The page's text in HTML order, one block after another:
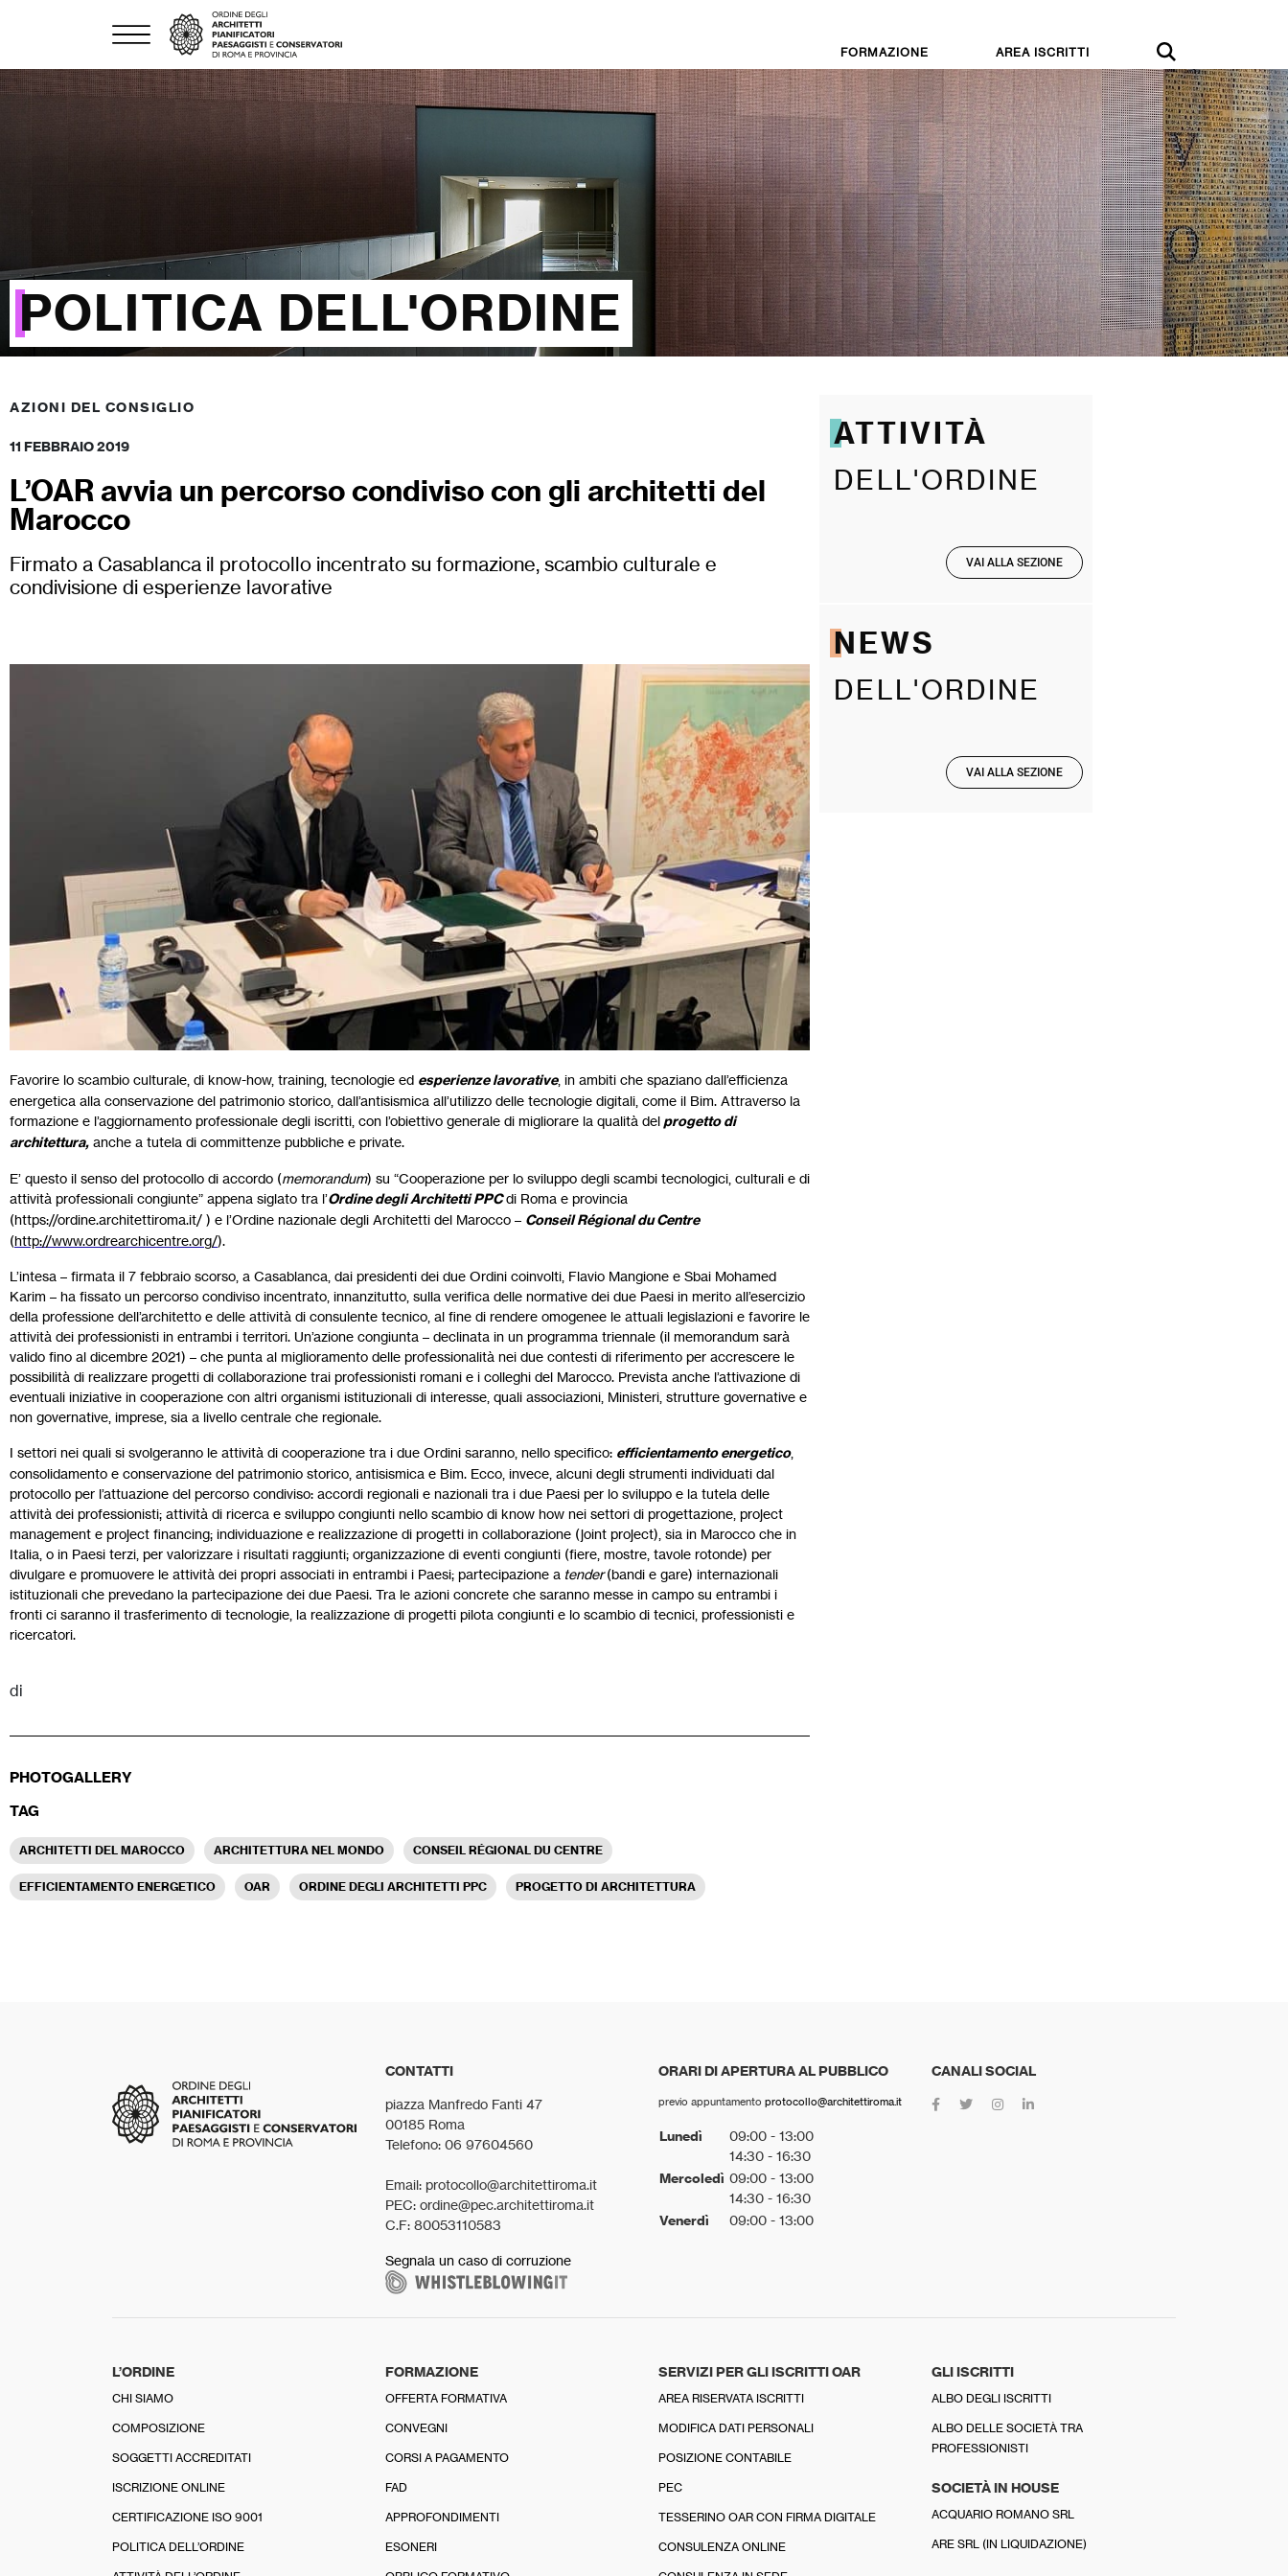
FORMAZIONE AREA ISCRITTI
POLITICA DELL'ORDINE
AZIONI DEL CONSIGLIO
11 FEBBRAIO 2019
L’OAR avvia un percorso condiviso con gli architetti del
Marocco
Firmato a Casablanca il protocollo incentrato su formazione, scambio culturale e
condivisione di esperienze lavorative
Favorire lo scambio culturale, di know-how, training, tecnologie ed esperienze lavorative, in ambiti che spaziano dall’efficienza
energetica alla conservazione del patrimonio storico, dall’antisismica all’utilizzo delle tecnologie digitali, come il Bim. Attraverso la
formazione e l’aggiornamento professionale degli iscritti, con l’obiettivo generale di migliorare la qualità delprogetto di
architettura, anche a tutela di committenze pubbliche e private.
E’ questo il senso del protocollo di accordo (memorandum) su “Cooperazione per lo sviluppo degli scambi tecnologici, culturali e di
attività professionali congiunte” appena siglato tra l’Ordine degli Architetti PPCdi Roma e provincia
(https://ordine.architettiroma.it/ ) e l’Ordine nazionale degli Architetti del Marocco – Conseil Régional du Centre
(http://www.ordrearchicentre.org/).
L’intesa – firmata il 7 febbraio scorso, a Casablanca, dai presidenti dei due Ordini coinvolti, Flavio Mangione e Sbai Mohamed
Karim – ha fissato un percorso condiviso incentrato, innanzitutto, sulla verifica delle normative dei due Paesi in merito all’esercizio
della professione dell’architetto e delle attività di consulente tecnico, al fine di rendere omogenee le attuali legislazioni e favorire le
attività dei professionisti in entrambi i territori. Un’azione congiunta – declinata in un programma triennale (il memorandum sarà
valido fino al dicembre 2021) – che punta al miglioramento delle professionalità nei due contesti di riferimento per accrescere le
possibilità di realizzare progetti di collaborazione trai professionisti romani e i colleghi del Marocco. Prevista anche l’attivazione di
eventuali iniziative in cooperazione con altri organismi istituzionali di interesse, quali associazioni, Ministeri, strutture governative e
non governative, imprese, sia a livello centrale che regionale.
I settori nei quali si svolgeranno le attività di cooperazione tra i due Ordini saranno, nello specifico: efficientamento energetico,
consolidamento e conservazione del patrimonio storico, antisismica e Bim. Ecco, invece, alcuni degli strumenti individuati dal
protocollo per l’attuazione del percorso condiviso: accordi regionali e nazionali tra i due Paesi per lo sviluppo e la tutela delle
attività dei professionisti; attività di ricerca e sviluppo congiunti nello scambio di know how nei settori di progettazione, project
management e project financing; individuazione e realizzazione di progetti in collaborazione (joint project), sia in Marocco che in
Italia, o in Paesi terzi, per valorizzare i risultati raggiunti; organizzazione di eventi congiunti (fiere, mostre, tavole rotonde) per
divulgare e promuovere le attività dei propri associati in entrambi i Paesi; partecipazione a tender(bandi e gare) internazionali
istituzionali che prevedano la partecipazione dei due Paesi. Tra le azioni concrete che saranno messe in campo su entrambi i
fronti ci saranno il trasferimento di tecnologie, la realizzazione di progetti pilota congiunti e lo scambio di tecnici, professionisti e
ricercatori.
di
PHOTOGALLERY
TAG
ARCHITETTI DEL MAROCCO ARCHITETTURA NEL MONDO CONSEIL RÉGIONAL DU CENTRE
EFFICIENTAMENTO ENERGETICO OAR ORDINE DEGLI ARCHITETTI PPC PROGETTO DI ARCHITETTURA
ATTIVITÀ
DELL'ORDINE
VAI ALLA SEZIONE
NEWS
DELL'ORDINE
VAI ALLA SEZIONE
CONTATTI
piazza Manfredo Fanti 47
00185 Roma
Telefono: 06 97604560
Email: protocollo@architettiroma.it
PEC: ordine@pec.architettiroma.it
C.F: 80053110583
Segnala un caso di corruzione
ORARI DI APERTURA AL PUBBLICO
previo appuntamento protocollo@architettiroma.it
Lunedì
09:00 - 13:00
14:30 - 16:30
Mercoledì 09:00 - 13:00
14:30 - 16:30
Venerdì 09:00 - 13:00
CANALI SOCIAL
L’ORDINE
CHI SIAMO
COMPOSIZIONE
SOGGETTI ACCREDITATI
ISCRIZIONE ONLINE
CERTIFICAZIONE ISO 9001
POLITICA DELL’ORDINE
FORMAZIONE
OFFERTA FORMATIVA
CONVEGNI
CORSI A PAGAMENTO
FAD
APPROFONDIMENTI
ESONERI
SERVIZI PER GLI ISCRITTI OAR
AREA RISERVATA ISCRITTI
MODIFICA DATI PERSONALI
POSIZIONE CONTABILE
PEC
TESSERINO OAR CON FIRMA DIGITALE
CONSULENZA ONLINE
GLI ISCRITTI
ALBO DEGLI ISCRITTI
ALBO DELLE SOCIETÀ TRA
PROFESSIONISTI
SOCIETÀ IN HOUSE
ACQUARIO ROMANO SRL
ARE SRL (IN LIQUIDAZIONE)